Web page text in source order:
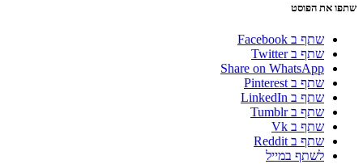
שתפו את הפוסט
שתף ב Facebook
שתף ב Twitter
Share on WhatsApp
שתף ב Pinterest
שתף ב LinkedIn
שתף ב Tumblr
שתף ב Vk
שתף ב Reddit
לשתף במייל